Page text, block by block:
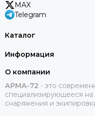
MAX
Telegram
Каталог
Информация
О компании
АРМА-72 - это
специализирующееся на
снаряжения и